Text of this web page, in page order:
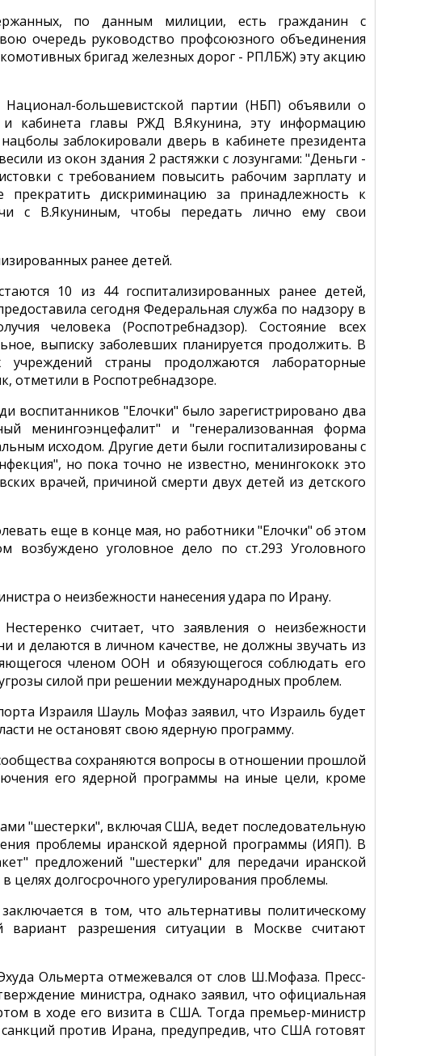
по данным милиции, есть гражданин с
очередь руководство профсоюзного объединения
бригад железных дорог - РПЛБЖ) эту акцию
Национал-большевистской партии (НБП) объявили о
кабинета главы РЖД В.Якунина, эту информацию
заблокировали дверь в кабинете президента
из окон здания 2 растяжки с лозунгами: "Деньги -
с требованием повысить рабочим зарплату и
прекратить дискриминацию за принадлежность к
с В.Якуниным, чтобы передать лично ему свои
ранее детей.
10 из 44 госпитализированных ранее детей,
сегодня Федеральная служба по надзору в
человека (Роспотребнадзор). Состояние всех
выписку заболевших планируется продолжить. В
страны продолжаются лабораторные
отметили в Роспотребнадзоре.
воспитанников "Елочки" было зарегистрировано два
менингоэнцефалит" и "генерализованная форма
исходом. Другие дети были госпитализированы с
но пока точно не известно, менингококк это
врачей, причиной смерти двух детей из детского
еще в конце мая, но работники "Елочки" об этом
уголовное дело по ст.293 Уголовного
о неизбежности нанесения удара по Ирану.
считает, что заявления о неизбежности
и делаются в личном качестве, не должны звучать из
членом ООН и обязующегося соблюдать его
силой при решении международных проблем.
Израиля Шауль Мофаз заявил, что Израиль будет
не остановят свою ядерную программу.
сохраняются вопросы в отношении прошлой
его ядерной программы на иные цели, кроме
"шестерки", включая США, ведет последовательную
проблемы иранской ядерной программы (ИЯП). В
предложений "шестерки" для передачи иранской
целях долгосрочного урегулирования проблемы.
в том, что альтернативы политическому
разрешения ситуации в Москве считают
Ольмерта отмежевался от слов Ш.Мофаза. Пресс-
министра, однако заявил, что официальная
в ходе его визита в США. Тогда премьер-министр
против Ирана, предупредив, что США готовят